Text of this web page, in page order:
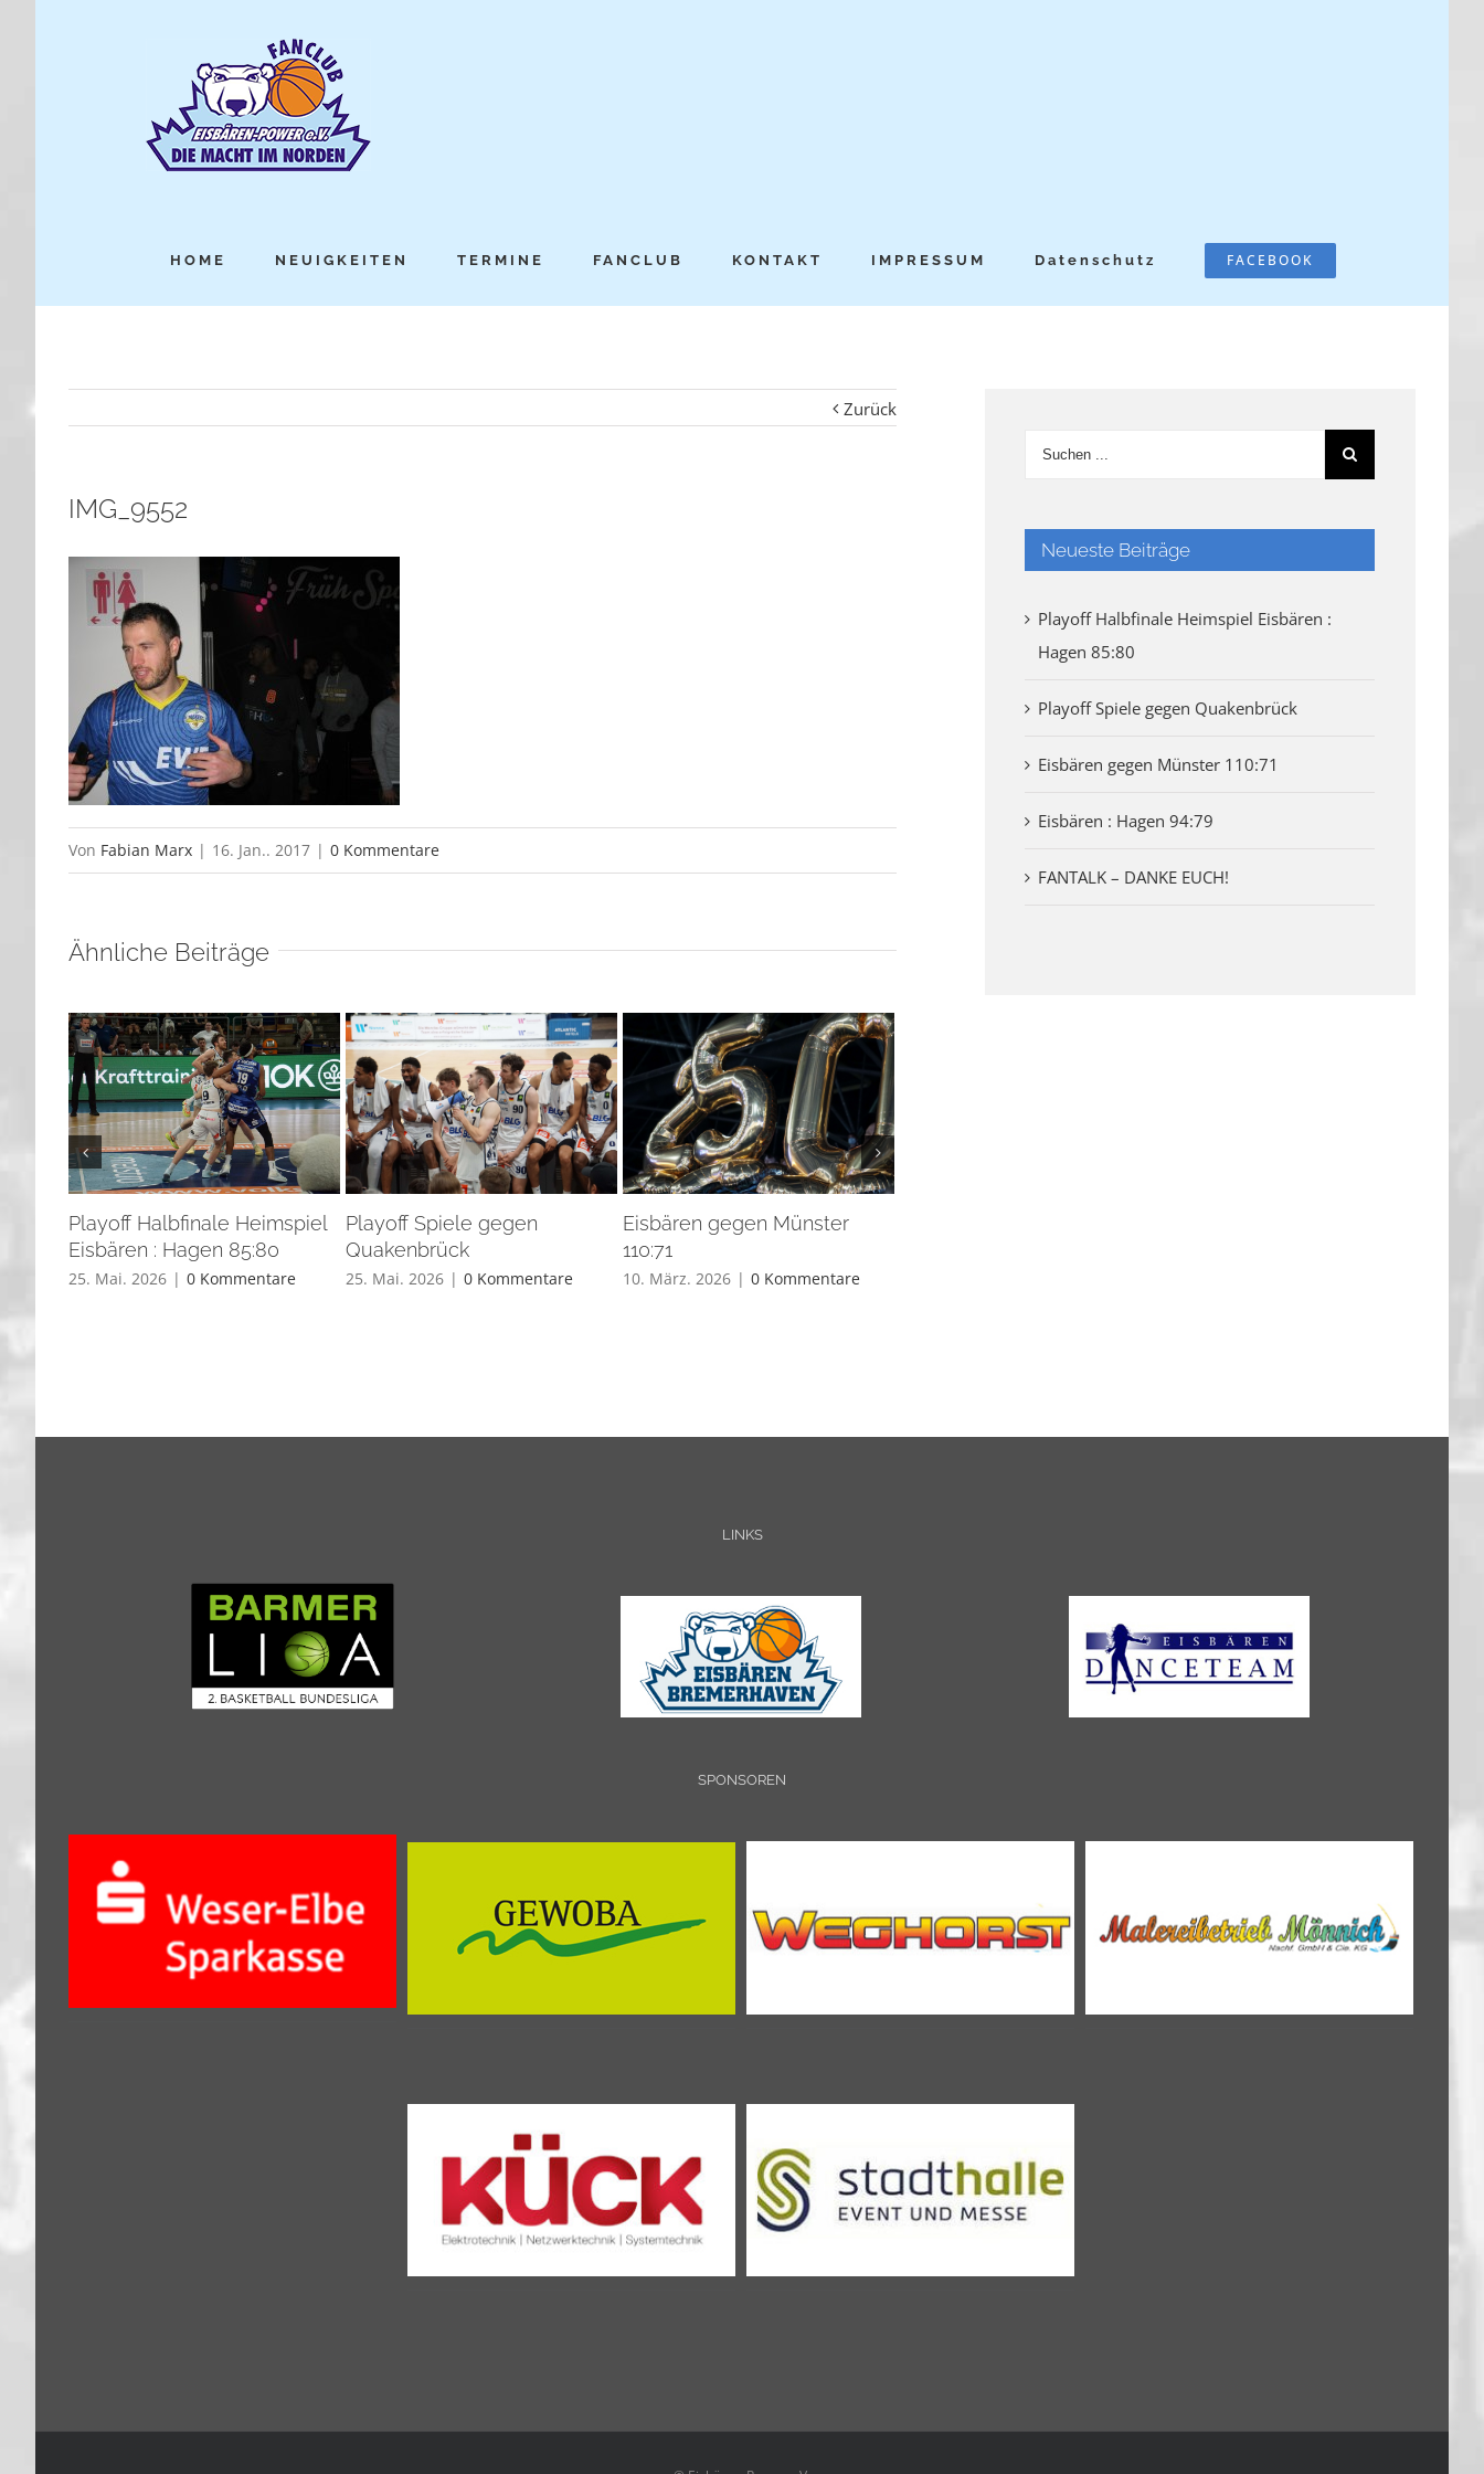
HOME NEUIGKEITEN TERMINE FANCLUB KONTAKT IMPRESSUM Datenschutz FACEBOOK
Zurück
IMG_9552
Von Fabian Marx | 16. Jan.. 2017 | 0 Kommentare
Ähnliche Beiträge
Playoff Halbfinale Heimspiel
Eisbären : Hagen 85:80
25. Mai. 2026 | 0 Kommentare
Playoff Spiele gegen
Quakenbrück
25. Mai. 2026 | 0 Kommentare
Eisbären gegen Münster
110:71
10. März. 2026 | 0 Kommentare
Neueste Beiträge
Playoff Halbfinale Heimspiel Eisbären :
Hagen 85:80
Playoff Spiele gegen Quakenbrück
Eisbären gegen Münster 110:71
Eisbären : Hagen 94:79
FANTALK – DANKE EUCH!
LINKS
SPONSOREN